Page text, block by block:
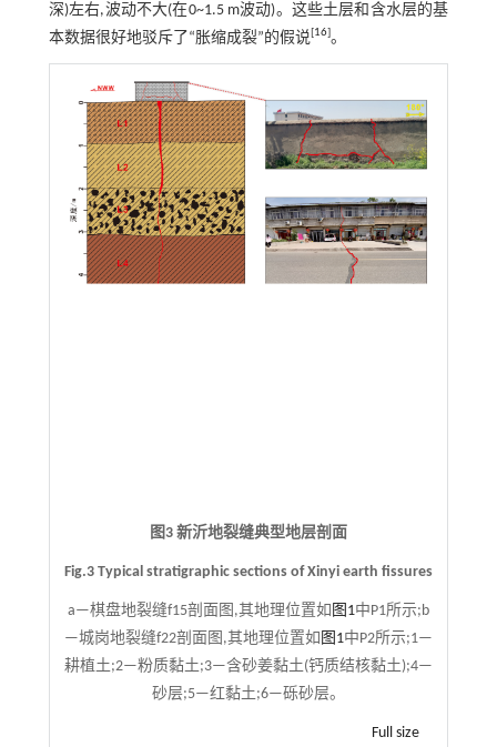
深)左右,波动不大(在0~1.5 m波动)。这些土层和含水层的基
本数据很好地驳斥了“胀缩成裂”的假说[16]。
图3 新沂地裂缝典型地层剖面
Fig.3 Typical stratigraphic sections of Xinyi earth fissures
a—棋盘地裂缝f15剖面图,其地理位置如 图1中P1所示;b
—城岗地裂缝f22剖面图,其地理位置如 图1中P2所示;1—
耕植土;2—粉质黏土;3—含砂姜黏土(钙质结核黏土);4—
砂层;5—红黏土;6—砾砂层。
Full size